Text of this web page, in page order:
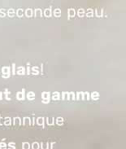
peau.
!
de gamme
pour